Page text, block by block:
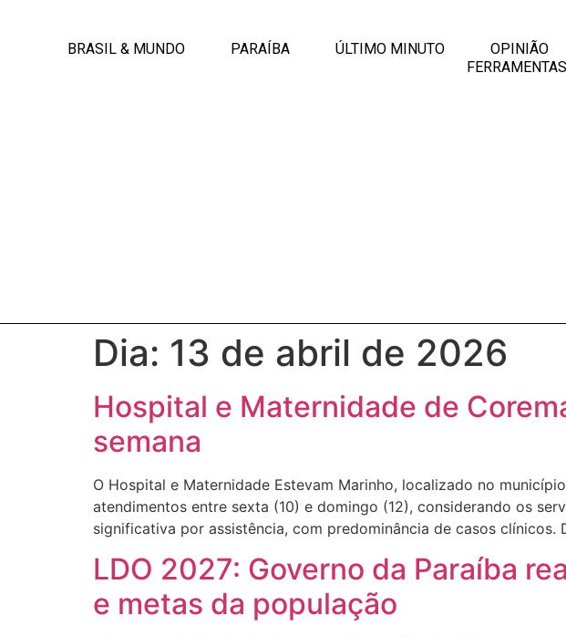
BRASIL & MUNDO PARAÍBA ÚLTIMO MINUTO OPINIÃO
Dia: 13 de abril de 2026
Hospital e Maternidade de
semana
O Hospital e Maternidade Estevam Marinho, localizado no
atendimentos entre sexta (10) e domingo (12), considerando os
significativa por assistência, com predominância de casos
LDO 2027: Governo da Paraíba
e metas da população